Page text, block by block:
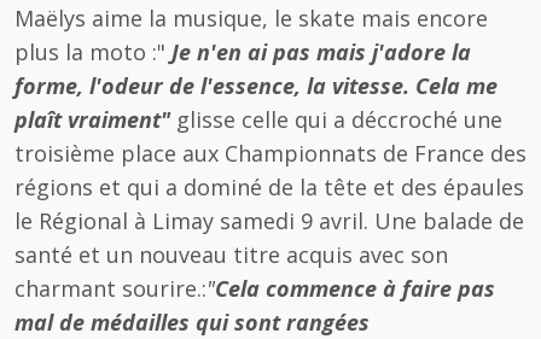
Maëlys aime la musique, le skate mais encore
plus la moto :" Je n'en ai pas mais j'adore la
forme, l'odeur de l'essence, la vitesse. Cela me
plaît vraiment"glisse celle qui a déccroché une
troisième place aux Championnats de France des
régions et qui a dominé de la tête et des épaules
le Régional à Limay samedi 9 avril. Une balade de
santé et un nouveau titre acquis avec son
charmant sourire.:"Cela commence à faire pas
mal de médailles qui sont rangées